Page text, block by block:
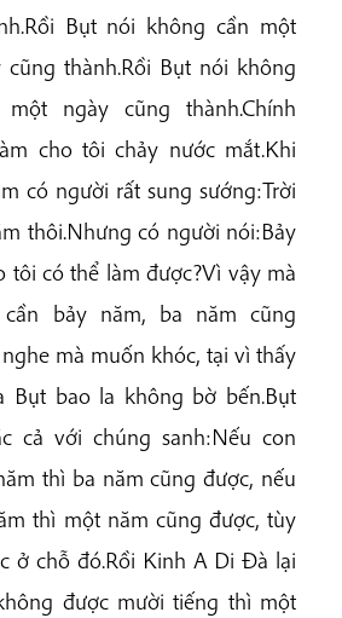
Bụt nói không cần một
thành.Rồi Bụt nói không
ngày cũng thành.Chính
cho tôi chảy nước mắt.Khi
có người rất sung sướng:Trời
thôi.Nhưng có người nói:Bảy
tôi có thể làm được?Vì vậy mà
bảy năm, ba năm cũng
mà muốn khóc, tại vì thấy
Bụt bao la không bờ bến.Bụt
cả với chúng sanh:Nếu con
thì ba năm cũng được, nếu
thì một năm cũng được, tùy
ở chỗ đó.Rồi Kinh A Di Đà lại
được mười tiếng thì một